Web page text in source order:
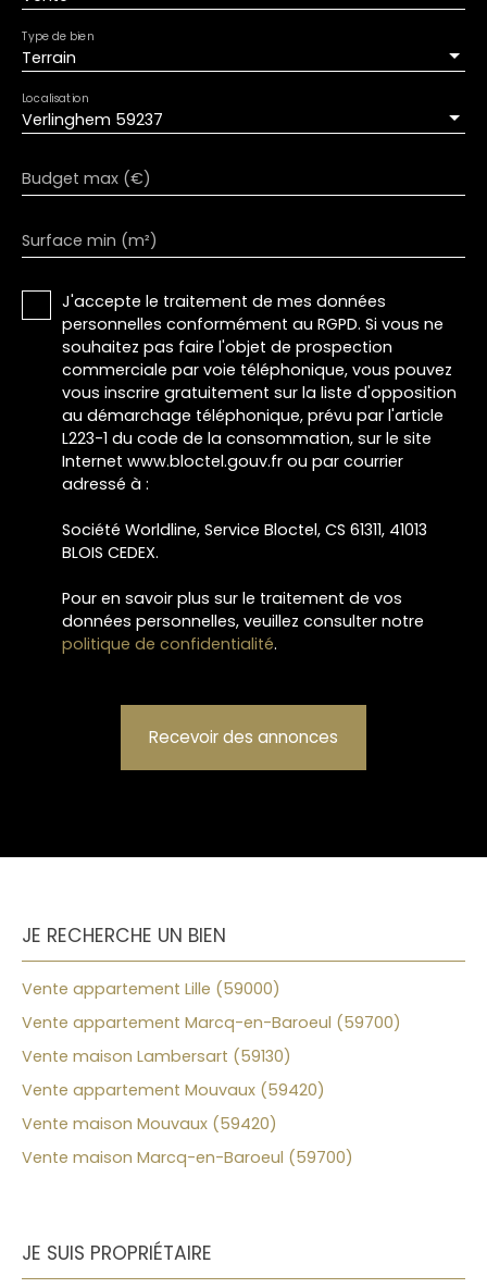
Terrain
Type de bien
Verlinghem 59237
Localisation
Budget max (€)
Surface min (m²)
J'accepte le traitement de mes données
personnelles conformément au RGPD. Si vous ne
souhaitez pas faire l'objet de prospection
commerciale par voie téléphonique, vous pouvez
vous inscrire gratuitement sur la liste d'opposition
au démarchage téléphonique, prévu par l'article
L223-1 du code de la consommation, sur le site
Internet www.bloctel.gouv.fr ou par courrier
adressé à :
Société Worldline, Service Bloctel, CS 61311, 41013
BLOIS CEDEX.
Pour en savoir plus sur le traitement de vos
données personnelles, veuillez consulter notre
politique de confidentialité.
Recevoir des annonces
JE RECHERCHE UN BIEN
Vente appartement Lille (59000)
Vente appartement Marcq-en-Baroeul (59700)
Vente maison Lambersart (59130)
Vente appartement Mouvaux (59420)
Vente maison Mouvaux (59420)
Vente maison Marcq-en-Baroeul (59700)
JE SUIS PROPRIÉTAIRE